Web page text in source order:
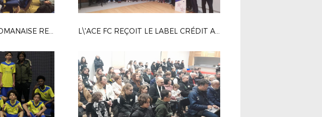
LA PERSEVERANTE S. ROMANAISE REÇOIT LE LABEL CRÉDIT AGRICOLE ESPOIR L\'ACE FC REÇOIT LE LABEL CRÉDIT AGRICOLE ESPOIR